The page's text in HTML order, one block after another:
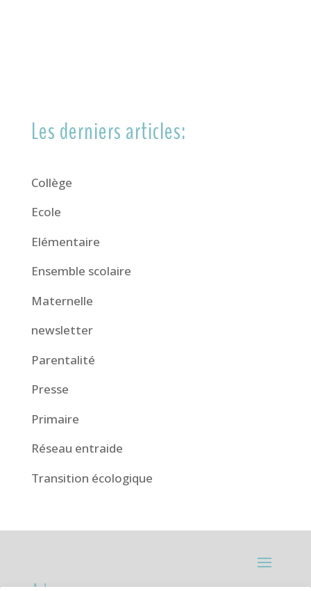
Les derniers articles:
Collège
Ecole
Elémentaire
Ensemble scolaire
Maternelle
newsletter
Parentalité
Presse
Primaire
Réseau entraide
Transition écologique